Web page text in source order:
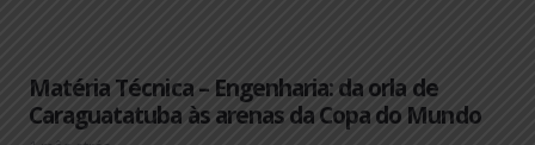
Matéria Técnica – Engenharia: da orla de
Caraguatatuba às arenas da Copa do Mundo